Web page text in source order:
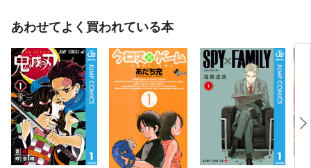
あわせてよく買われている本